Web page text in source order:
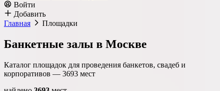
Войти
Добавить
Главная
Площадки
Банкетные залы в Москве
Каталог площадок для проведения банкетов, свадеб и
корпоративов — 3693 мест